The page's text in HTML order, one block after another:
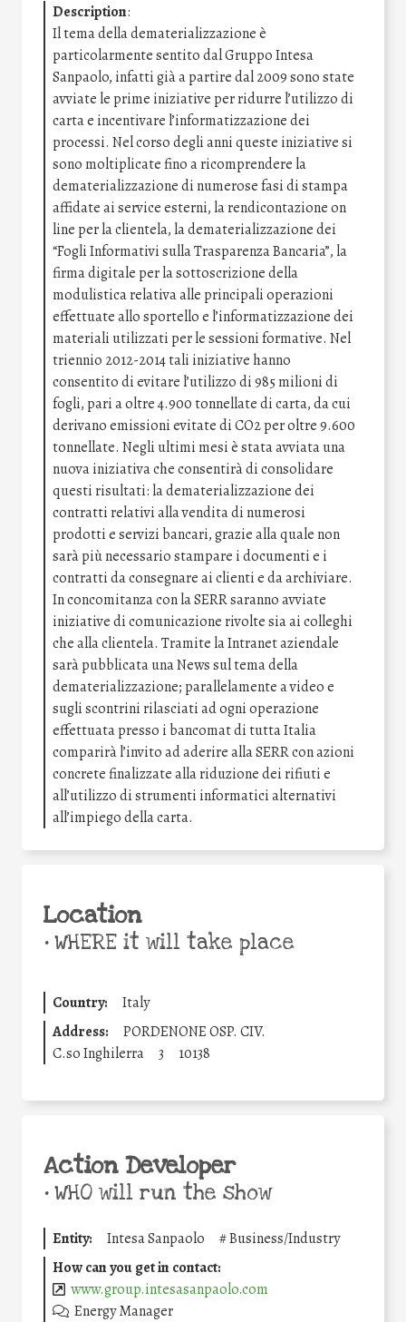
Description:
Il tema della dematerializzazione è
particolarmente sentito dal Gruppo Intesa
Sanpaolo, infatti già a partire dal 2009 sono state
avviate le prime iniziative per ridurre l’utilizzo di
carta e incentivare l’informatizzazione dei
processi. Nel corso degli anni queste iniziative si
sono moltiplicate fino a ricomprendere la
dematerializzazione di numerose fasi di stampa
affidate ai service esterni, la rendicontazione on
line per la clientela, la dematerializzazione dei
“Fogli Informativi sulla Trasparenza Bancaria”, la
firma digitale per la sottoscrizione della
modulistica relativa alle principali operazioni
effettuate allo sportello e l’informatizzazione dei
materiali utilizzati per le sessioni formative. Nel
triennio 2012-2014 tali iniziative hanno
consentito di evitare l’utilizzo di 985 milioni di
fogli, pari a oltre 4.900 tonnellate di carta, da cui
derivano emissioni evitate di CO2 per oltre 9.600
tonnellate. Negli ultimi mesi è stata avviata una
nuova iniziativa che consentirà di consolidare
questi risultati: la dematerializzazione dei
contratti relativi alla vendita di numerosi
prodotti e servizi bancari, grazie alla quale non
sarà più necessario stampare i documenti e i
contratti da consegnare ai clienti e da archiviare.
In concomitanza con la SERR saranno avviate
iniziative di comunicazione rivolte sia ai colleghi
che alla clientela. Tramite la Intranet aziendale
sarà pubblicata una News sul tema della
dematerializzazione; parallelamente a video e
sugli scontrini rilasciati ad ogni operazione
effettuata presso i bancomat di tutta Italia
comparirà l’invito ad aderire alla SERR con azioni
concrete finalizzate alla riduzione dei rifiuti e
all’utilizzo di strumenti informatici alternativi
all’impiego della carta.
Location
•WHERE it will take place
Country:
Italy
Address:
PORDENONE OSP. CIV.
C.so Inghilerra
3 10138
Action Developer
•WHO will run the show
Entity: Intesa Sanpaolo #Business/Industry
How can you get in contact:
www.group.intesasanpaolo.com
Energy Manager